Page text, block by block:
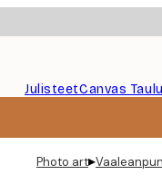
JulisteetCanvas
Photo art▸